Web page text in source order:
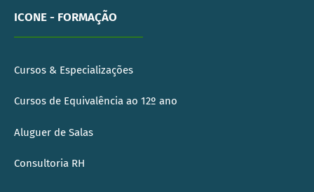
ICONE - FORMAÇÃO
Cursos & Especializações
Cursos de Equivalência ao 12º ano
Aluguer de Salas
Consultoria RH